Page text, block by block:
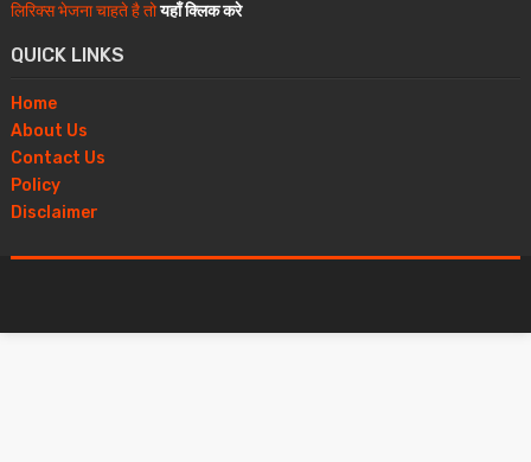
लिरिक्स भेजना चाहते है तोयहाँ क्लिक करे
QUICK LINKS
Home
About Us
Contact Us
Policy
Disclaimer